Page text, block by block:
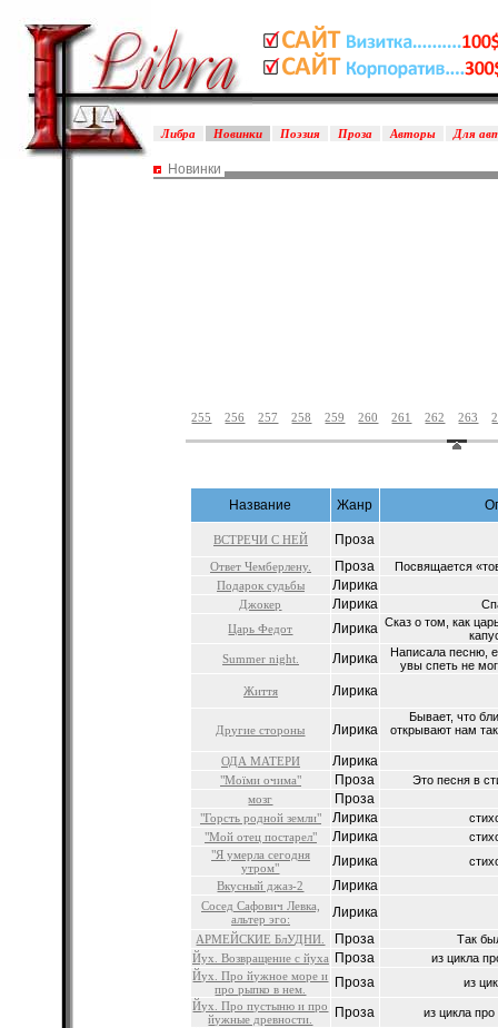
Либра Новинки Поэзия Проза Авторы Для
Новинки
255 256 257 258 259 260 261 262 263
Название Жанр
ВСТРЕЧИ С НЕЙ Проза
Ответ Чемберлену. Проза
Посвящается
Подарок судьбы
Лирика
Джокер Лирика
Царь Федот
Лирика Сказ о том, как
Summer night.
Лирика
Написала песню,
увы спеть не
Життя
Лирика
Другие стороны Лирика
Бывает, что
открывают нам
ОДА МАТЕРИ Лирика
"Моїми очима" Проза
Это песня в
мозг
Проза
"Горсть родной земли" Лирика
"Мой отец постарел"
Лирика
"Я умерла сегодня
утром"
Лирика
Вкусный джаз-2
Лирика
Сосед Сафович Левка,
альтер эго:
Лирика
АРМЕЙСКИЕ БлУДНИ. Проза
Так
Йух. Возвращение с йуха
Проза
из цикла
Йух. Про йужное море и
про рыпко в нем.
Проза
из
Йух. Про пустыню и про
йужные древности.
Проза
из цикла